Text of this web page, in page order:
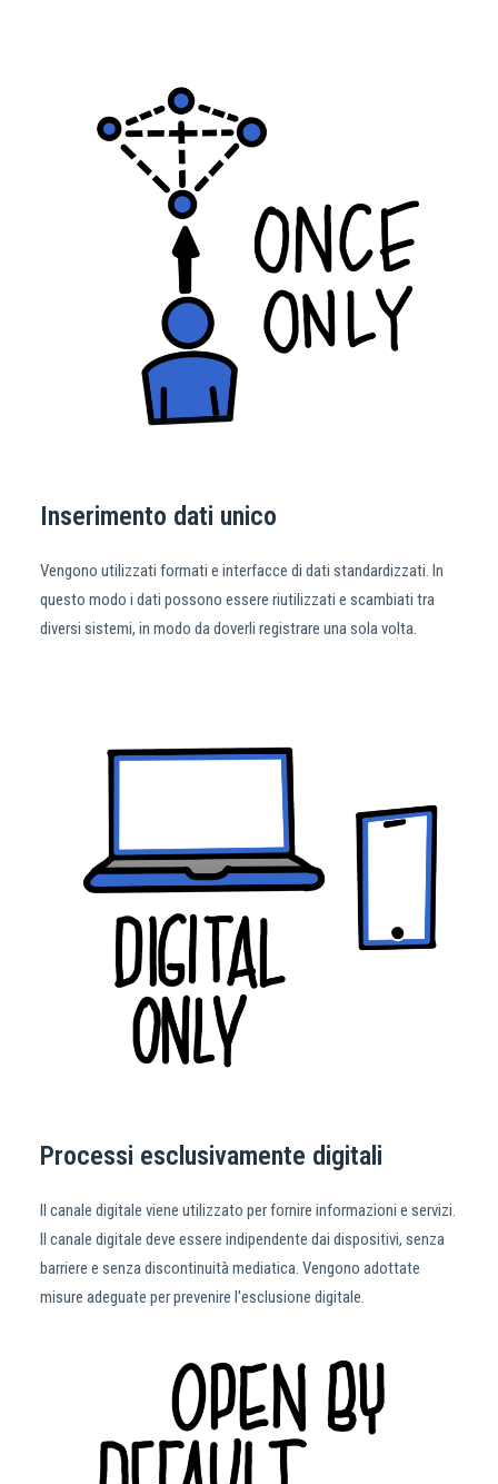
Inserimento dati unico
Vengono utilizzati formati e interfacce di dati standardizzati. In
questo modo i dati possono essere riutilizzati e scambiati tra
diversi sistemi, in modo da doverli registrare una sola volta.
Processi esclusivamente digitali
Il canale digitale viene utilizzato per fornire informazioni e servizi.
Il canale digitale deve essere indipendente dai dispositivi, senza
barriere e senza discontinuità mediatica. Vengono adottate
misure adeguate per prevenire l'esclusione digitale.